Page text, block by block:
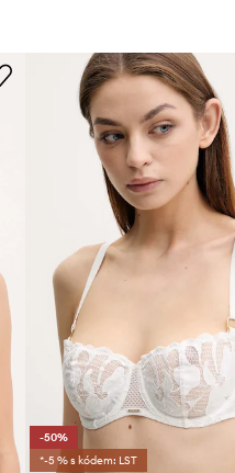
-50%
*-5 % s kódem: LST